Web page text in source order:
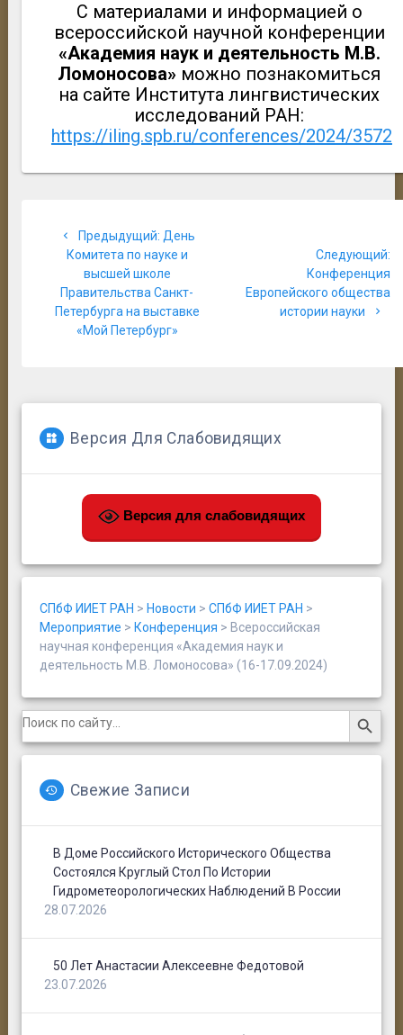
С материалами и информацией о
всероссийской научной конференции
«Академия наук и деятельность М.В.
Ломоносова» можно познакомиться
на сайте Института лингвистических
исследований РАН:
https://iling.spb.ru/conferences/2024/3572
записям
Предыдущий: Предыдущая
запись:
День
Комитета по науке и
высшей школе
Правительства Санкт-
Петербурга на выставке
«Мой Петербург»
Следующий:
Конференция
Европейского общества
истории науки
Версия Для Слабовидящих
Версия для слабовидящих
СПбФ ИИЕТ РАН > Новости > СПбФ ИИЕТ РАН >
Мероприятие > Конференция > Всероссийская
научная конференция «Академия наук и
деятельность М.В. Ломоносова» (16-17.09.2024)
Search
for:
Search Button
Свежие Записи
В Доме Российского Исторического Общества
Состоялся Круглый Стол По Истории
Гидрометеорологических Наблюдений В России
28.07.2026
50 Лет Анастасии Алексеевне Федотовой
23.07.2026